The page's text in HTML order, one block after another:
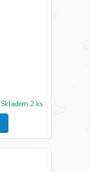
Skladem 2 ks